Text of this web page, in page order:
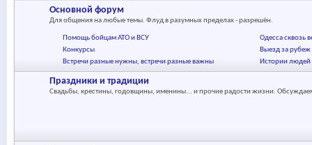
Основной форум
Для общения на любые темы. Флуд в разумных пределах - разрешён.
Помощь бойцам АТО и ВСУ
Одесса сквозь
Конкурсы
Выезд за
Встречи разные нужны, встречи разные важны
Истории людей
Праздники и традиции
Свадьбы, крестины, годовщины, именины... и прочие радости жизни.